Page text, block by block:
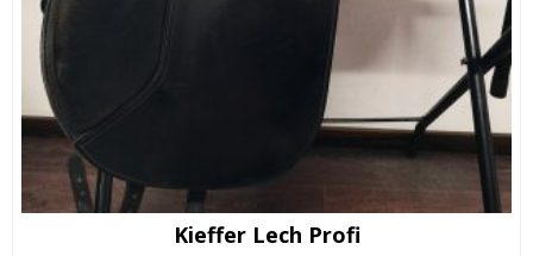
Kieffer Lech Profi